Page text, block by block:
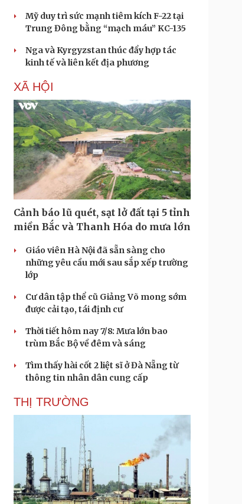
Mỹ duy trì sức mạnh tiêm kích F-22 tại
Trung Đông bằng “mạch máu” KC-135
Nga và Kyrgyzstan thúc đẩy hợp tác
kinh tế và liên kết địa phương
XÃ HỘI
Cảnh báo lũ quét, sạt lở đất tại 5 tỉnh
miền Bắc và Thanh Hóa do mưa lớn
Giáo viên Hà Nội đã sẵn sàng cho
những yêu cầu mới sau sắp xếp trường
lớp
Cư dân tập thể cũ Giảng Võ mong sớm
được cải tạo, tái định cư
Thời tiết hôm nay 7/8: Mưa lớn bao
trùm Bắc Bộ về đêm và sáng
Tìm thấy hài cốt 2 liệt sĩ ở Đà Nẵng từ
thông tin nhân dân cung cấp
THỊ TRƯỜNG